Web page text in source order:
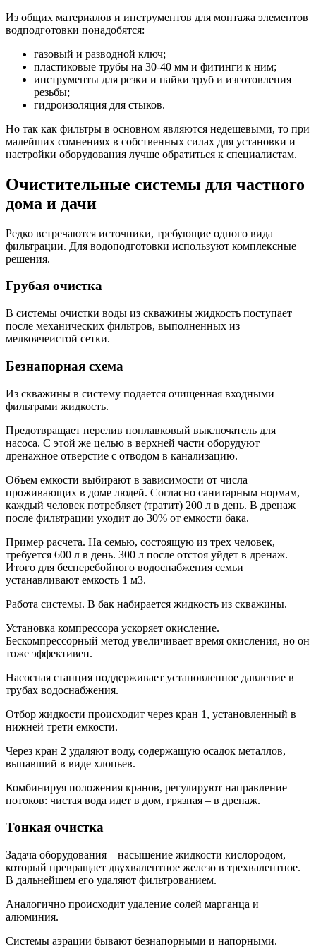
Из общих материалов и инструментов для монтажа элементов
водподготовки понадобятся:
газовый и разводной ключ;
пластиковые трубы на 30-40 мм и фитинги к ним;
инструменты для резки и пайки труб и изготовления
резьбы;
гидроизоляция для стыков.
Но так как фильтры в основном являются недешевыми, то при
малейших сомнениях в собственных силах для установки и
настройки оборудования лучше обратиться к специалистам.
Очистительные системы для частного
дома и дачи
Редко встречаются источники, требующие одного вида
фильтрации. Для водоподготовки используют комплексные
решения.
Грубая очистка
В системы очистки воды из скважины жидкость поступает
после механических фильтров, выполненных из
мелкоячеистой сетки.
Безнапорная схема
Из скважины в систему подается очищенная входными
фильтрами жидкость.
Предотвращает перелив поплавковый выключатель для
насоса. С этой же целью в верхней части оборудуют
дренажное отверстие с отводом в канализацию.
Объем емкости выбирают в зависимости от числа
проживающих в доме людей. Согласно санитарным нормам,
каждый человек потребляет (тратит) 200 л в день. В дренаж
после фильтрации уходит до 30% от емкости бака.
Пример расчета. На семью, состоящую из трех человек,
требуется 600 л в день. 300 л после отстоя уйдет в дренаж.
Итого для бесперебойного водоснабжения семьи
устанавливают емкость 1 м3.
Работа системы. В бак набирается жидкость из скважины.
Установка компрессора ускоряет окисление.
Бескомпрессорный метод увеличивает время окисления, но он
тоже эффективен.
Насосная станция поддерживает установленное давление в
трубах водоснабжения.
Отбор жидкости происходит через кран 1, установленный в
нижней трети емкости.
Через кран 2 удаляют воду, содержащую осадок металлов,
выпавший в виде хлопьев.
Комбинируя положения кранов, регулируют направление
потоков: чистая вода идет в дом, грязная – в дренаж.
Тонкая очистка
Задача оборудования – насыщение жидкости кислородом,
который превращает двухвалентное железо в трехвалентное.
В дальнейшем его удаляют фильтрованием.
Аналогично происходит удаление солей марганца и
алюминия.
Системы аэрации бывают безнапорными и напорными.